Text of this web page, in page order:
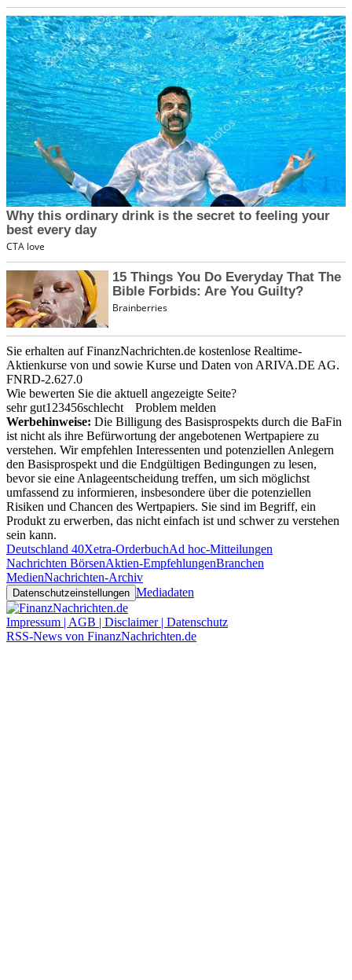
Sie erhalten auf FinanzNachrichten.de kostenlose Realtime-
Aktienkurse von und sowie Kurse und Daten von ARIVA.DE AG.
FNRD-2.627.0
Wie bewerten Sie die aktuell angezeigte Seite?
sehr gut1 23456schlecht
Problem melden
Werbehinweise: Die Billigung des Basisprospekts durch die BaFin
ist nicht als ihre Befürwortung der angebotenen Wertpapiere zu
verstehen. Wir empfehlen Interessenten und potenziellen Anlegern
den Basisprospekt und die Endgültigen Bedingungen zu lesen,
bevor sie eine Anlageentscheidung treffen, um sich möglichst
umfassend zu informieren, insbesondere über die potenziellen
Risiken und Chancen des Wertpapiers. Sie sind im Begriff, ein
Produkt zu erwerben, das nicht einfach ist und schwer zu verstehen
sein kann.
Deutschland 40Xetra-OrderbuchAd hoc-Mitteilungen
Nachrichten BörsenAktien-EmpfehlungenBranchen
MedienNachrichten-Archiv
Datenschutzeinstellungen Mediadaten
Impressum | AGB | Disclaimer | Datenschutz
RSS-News von FinanzNachrichten.de